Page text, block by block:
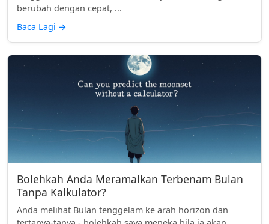
berubah dengan cepat, ...
Baca Lagi →
Bolehkah Anda Meramalkan Terbenam Bulan
Tanpa Kalkulator?
Anda melihat Bulan tenggelam ke arah horizon dan